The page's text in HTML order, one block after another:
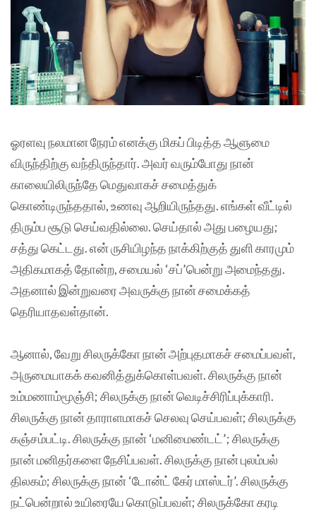
ஓரளவு நலமான நேரம் எனக்கு மிகப் பிடித்த ஆளுமை
விருந்திற்கு வந்திருந்தார். அவர் வரும்போது நான்
காலையிலிருந்தே மெதுவாகச் சமைத்துக்
கொண்டிருந்ததால், உணவு ஆறியிருந்தது. எங்கள் வீட்டில்
திரும்ப சூடு செய்வதில்லை. செய்தால் அது பழையது;
சத்து கெட்டது. என் ருசியிழந்த நாக்கிற்குத் துளி காரமும்
அதிகமாகத் தோன்ற, சமையல் ‘சப்’பென்று அமைந்தது.
அதனால் இன்றுவரை அவருக்கு நான் சமைக்கத்
தெரியாதவள்தான்.
ஆனால், வேறு சிலருக்கோ நான் அற்புதமாகச் சமைப்பவள்,
அருமையாகக் கவனித்துக்கொள்பவள். சிலருக்கு நான்
உம்மணாம்மூஞ்சி; சிலருக்கு நான் வெடிச்சிரிப்புக்காரி.
சிலருக்கு நான் தாராளமாகச் செலவு செய்பவள்; சிலருக்கு
கஞ்சம்பட்டி. சிலருக்கு நான் ‘மனிமைண்டட்’; சிலருக்கு
நான் மனிதர்களை நேசிப்பவள். சிலருக்கு நான் புலம்பல்
திலகம்; சிலருக்கு நான் ‘டோன்ட் கேர் மாஸ்டர்’. சிலருக்கு
நட்பென்றால் உயிரையே கொடுப்பவள்; சிலருக்கோ கரடி